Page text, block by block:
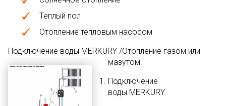
Теплый пол
Отопление тепловым насосом
Подключение воды MERKURY /Отопление газом или
мазутом.
Подключение
воды MERKURY.